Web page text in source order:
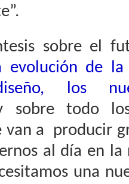
sobre el
evolución de
los
sobre todo
van a producir
al día en
una